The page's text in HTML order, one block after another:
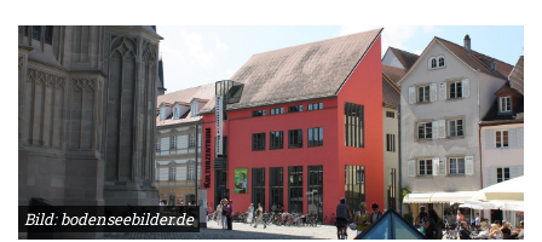
Bild: bodenseebilder.de